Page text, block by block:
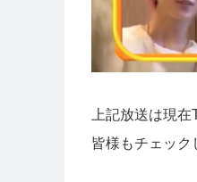
上記放送は現
皆様もチェック